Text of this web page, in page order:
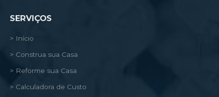
SERVIÇOS
> Início
> Construa sua Casa
> Reforme sua Casa
> Calculadora de Custo